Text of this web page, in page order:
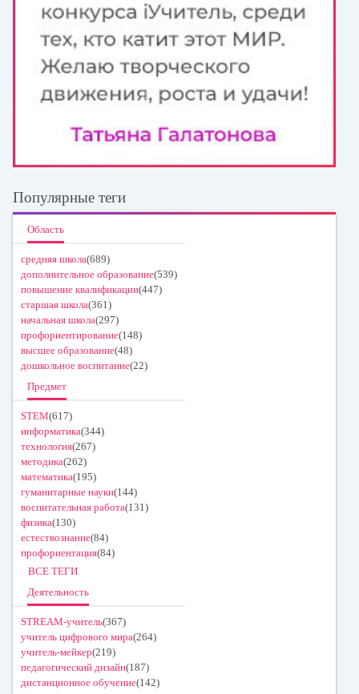
Популярные теги
Область
средняя школа(689)
дополнительное образование(539)
повышение квалификации(447)
старшая школа(361)
начальная школа(297)
профориентирование(148)
высшее образование(48)
дошкольное воспитание(22)
Предмет
STEM(617)
информатика(344)
технология(267)
методика(262)
математика(195)
гуманитарные науки(144)
воспитательная работа(131)
физика(130)
естествознание(84)
профориентация(84)
ВСЕ ТЕГИ
Деятельность
STREAM-учитель(367)
учитель цифрового мира(264)
учитель-мейкер(219)
педагогический дизайн(187)
дистанционное обучение(142)